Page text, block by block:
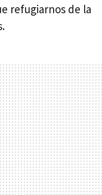
refugiarnos de la